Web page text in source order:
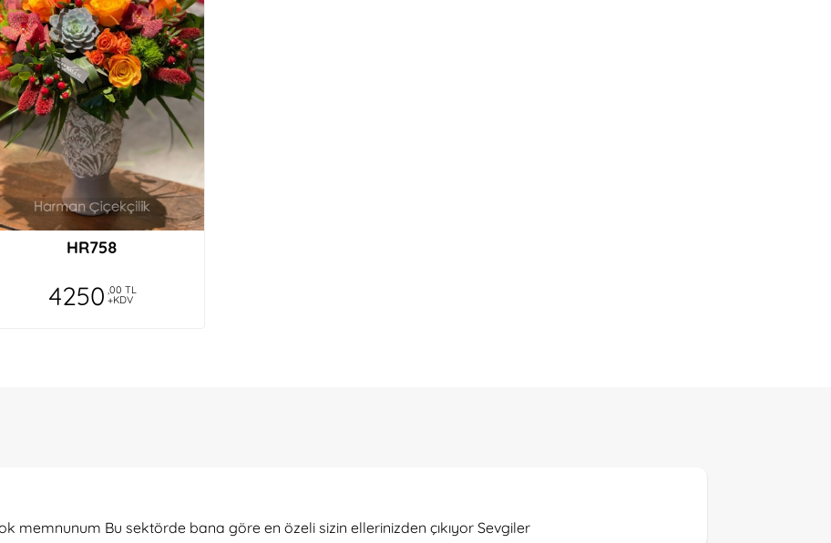
HR758
4250 ,00 TL
+KDV
memnunum Bu sektörde bana göre en özeli sizin ellerinizden çıkıyor Sevgiler